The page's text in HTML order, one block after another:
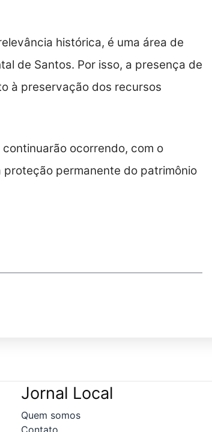
histórica, é uma área de
de Santos. Por isso, a presença de
à preservação dos recursos
ocorrendo, com o
permanente do patrimônio
Jornal Local
Quem somos
Contato